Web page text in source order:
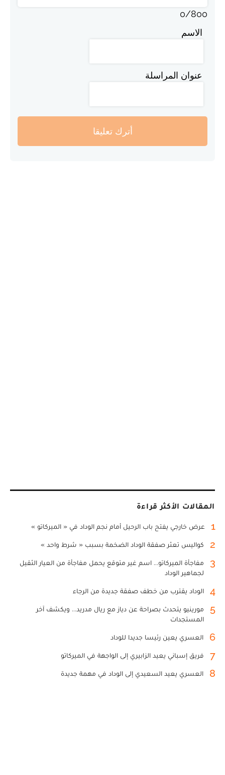
0/800
الاسم
عنوان المراسلة
أترك تعليقا
المقالات الأكثر قراءة
1 عرض خارجي يفتح باب الرحيل أمام نجم الوداد في « الميركاتو »
2 كواليس تعثر صفقة الوداد الضخمة بسبب « شرط واحد »
3
مفاجأة الميركاتو... اسم غير متوقع يحمل مفاجأة من العيار الثقيل
لجماهير الوداد
4 الوداد يقترب من خطف صفقة جديدة من الرجاء
5
مورينيو يتحدث بصراحة عن دياز مع ريال مدريد... ويكشف آخر
المستجدات
6 العسري يعين رئيسا جديدا للوداد
7 فريق إسباني يعيد الزابيري إلى الواجهة في الميركاتو
8 العسري يعيد السعيدي إلى الوداد في مهمة جديدة